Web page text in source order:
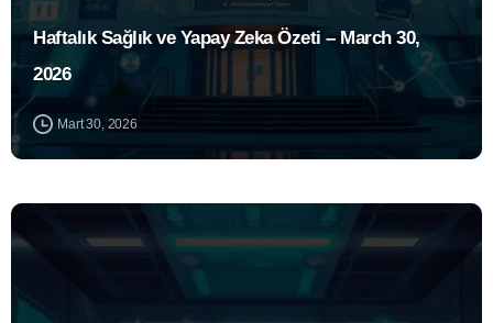
Haftalık Sağlık ve Yapay Zeka Özeti – March 30,
2026
Mart 30, 2026